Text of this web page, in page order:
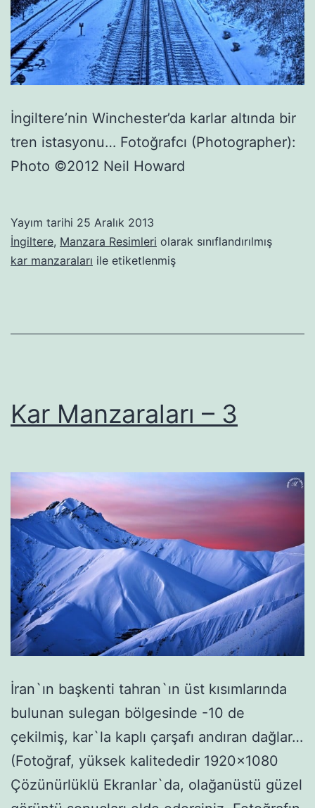
İngiltere’nin Winchester’da karlar altında bir
tren istasyonu… Fotoğrafcı (Photographer):
Photo ©2012 Neil Howard
Yayım tarihi 25 Aralık 2013
İngiltere, Manzara Resimleri olarak sınıflandırılmış
kar manzaraları ile etiketlenmiş
Kar Manzaraları – 3
İran`ın başkenti tahran`ın üst kısımlarında
bulunan sulegan bölgesinde -10 de
çekilmiş, kar`la kaplı çarşafı andıran dağlar…
(Fotoğraf, yüksek kalitededir 1920×1080
Çözünürlüklü Ekranlar`da, olağanüstü güzel